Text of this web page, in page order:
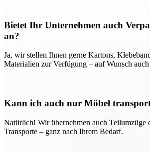
Bietet Ihr Unternehmen auch
an?
Ja, wir stellen Ihnen gerne Kartons,
Materialien zur Verfügung – auf Wunsch
Kann ich auch nur Möbel
Natürlich! Wir übernehmen auch Teilumzüge
Transporte – ganz nach Ihrem Bedarf.